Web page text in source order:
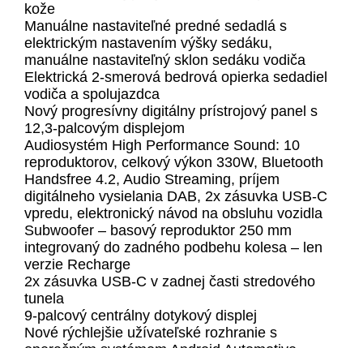
kože
Manuálne nastaviteľné predné sedadlá s
elektrickým nastavením výšky sedáku,
manuálne nastaviteľný sklon sedáku vodiča
Elektrická 2-smerová bedrová opierka sedadiel
vodiča a spolujazdca
Nový progresívny digitálny prístrojový panel s
12,3-palcovým displejom
Audiosystém High Performance Sound: 10
reproduktorov, celkový výkon 330W, Bluetooth
Handsfree 4.2, Audio Streaming, príjem
digitálneho vysielania DAB, 2x zásuvka USB-C
vpredu, elektronický návod na obsluhu vozidla
Subwoofer – basový reproduktor 250 mm
integrovaný do zadného podbehu kolesa – len
verzie Recharge
2x zásuvka USB-C v zadnej časti stredového
tunela
9-palcový centrálny dotykový displej
Nové rýchlejšie užívateľské rozhranie s